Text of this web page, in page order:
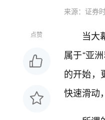
来源：证券
点赞
当大
属于“亚
的开始，
快速滑动